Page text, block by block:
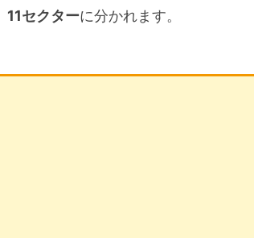
11セクターに分かれます。